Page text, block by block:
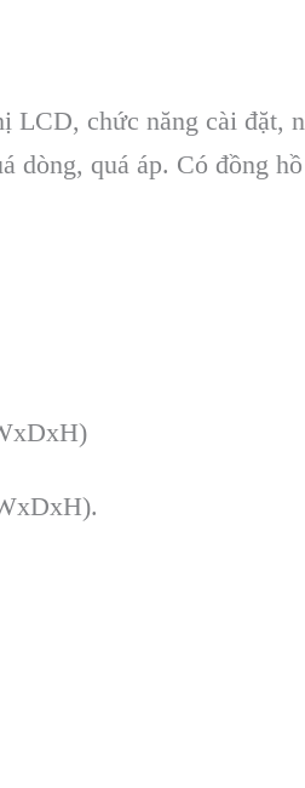
LCD, chức năng cài đặt,
á dòng, quá áp. Có đồng